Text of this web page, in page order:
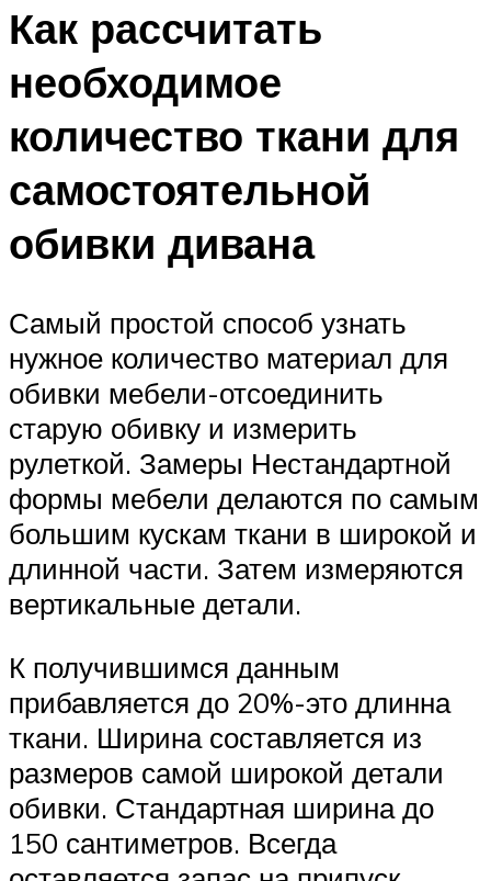
Как рассчитать
необходимое
количество ткани для
самостоятельной
обивки дивана
Самый простой способ узнать
нужное количество материал для
обивки мебели-отсоединить
старую обивку и измерить
рулеткой. Замеры Нестандартной
формы мебели делаются по самым
большим кускам ткани в широкой и
длинной части. Затем измеряются
вертикальные детали.
К получившимся данным
прибавляется до 20%-это длинна
ткани. Ширина составляется из
размеров самой широкой детали
обивки. Стандартная ширина до
150 сантиметров. Всегда